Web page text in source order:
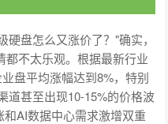
盘怎么又涨价了？"确实，
都不太乐观。根据最新行业
盘平均涨幅达到8%，特别
道甚至出现10-15%的价格波
AI数据中心需求激增双重